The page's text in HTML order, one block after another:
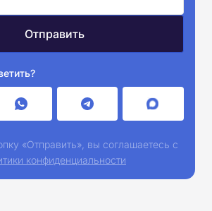
«Отправить», вы соглашаетесь с
конфиденциальности